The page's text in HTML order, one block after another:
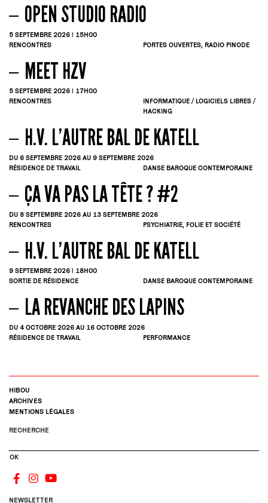
OPEN STUDIO RADIO
5 SEPTEMBRE 2026 | 15H00
RENCONTRES
PORTES OUVERTES, RADIO PINODE
MEET HZV
5 SEPTEMBRE 2026 | 17H00
RENCONTRES
INFORMATIQUE / LOGICIELS LIBRES /
HACKING
H.V. L’AUTRE BAL DE KATELL
DU 6 SEPTEMBRE 2026 AU 9 SEPTEMBRE 2026
RÉSIDENCE DE TRAVAIL
DANSE BAROQUE CONTEMPORAINE
ÇA VA PAS LA TÊTE ? #2
DU 8 SEPTEMBRE 2026 AU 13 SEPTEMBRE 2026
RENCONTRES
PSYCHIATRIE, FOLIE ET SOCIÉTÉ
H.V. L’AUTRE BAL DE KATELL
9 SEPTEMBRE 2026 | 18H00
SORTIE DE RÉSIDENCE
DANSE BAROQUE CONTEMPORAINE
LA REVANCHE DES LAPINS
DU 4 OCTOBRE 2026 AU 16 OCTOBRE 2026
RÉSIDENCE DE TRAVAIL
PERFORMANCE
HIBOU
ARCHIVES
MENTIONS LÉGALES
RECHERCHE
OK
NEWSLETTER